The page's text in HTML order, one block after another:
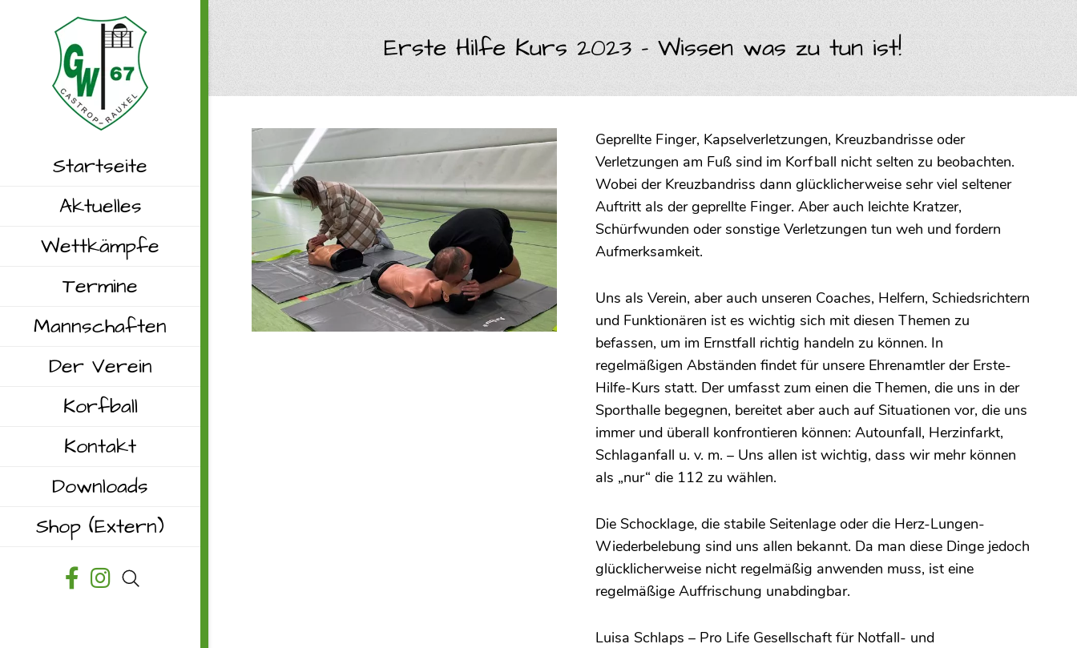
Startseite
Aktuelles
Wettkämpfe
Termine
Mannschaften
Der Verein
Korfball
Kontakt
Downloads
Shop (Extern)
Erste Hilfe Kurs 2023 - Wissen was zu tun ist!
Geprellte Finger, Kapselverletzungen, Kreuzbandrisse oder
Verletzungen am Fuß sind im Korfball nicht selten zu beobachten.
Wobei der Kreuzbandriss dann glücklicherweise sehr viel seltener
Auftritt als der geprellte Finger. Aber auch leichte Kratzer,
Schürfwunden oder sonstige Verletzungen tun weh und fordern
Aufmerksamkeit.
Uns als Verein, aber auch unseren Coaches, Helfern, Schiedsrichtern
und Funktionären ist es wichtig sich mit diesen Themen zu
befassen, um im Ernstfall richtig handeln zu können. In
regelmäßigen Abständen findet für unsere Ehrenamtler der Erste-
Hilfe-Kurs statt. Der umfasst zum einen die Themen, die uns in der
Sporthalle begegnen, bereitet aber auch auf Situationen vor, die uns
immer und überall konfrontieren können: Autounfall, Herzinfarkt,
Schlaganfall u. v. m. – Uns allen ist wichtig, dass wir mehr können
als „nur“ die 112 zu wählen.
Die Schocklage, die stabile Seitenlage oder die Herz-Lungen-
Wiederbelebung sind uns allen bekannt. Da man diese Dinge jedoch
glücklicherweise nicht regelmäßig anwenden muss, ist eine
regelmäßige Auffrischung unabdingbar.
Luisa Schlaps – Pro Life Gesellschaft für Notfall- und